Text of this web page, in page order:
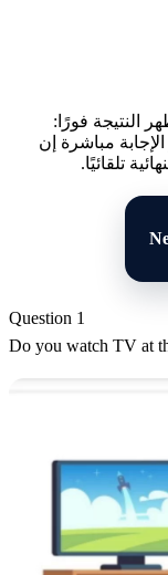
النتيجة فورًا:
مباشرة إن
تلقائيًا.
Question 1
Do you watch TV at